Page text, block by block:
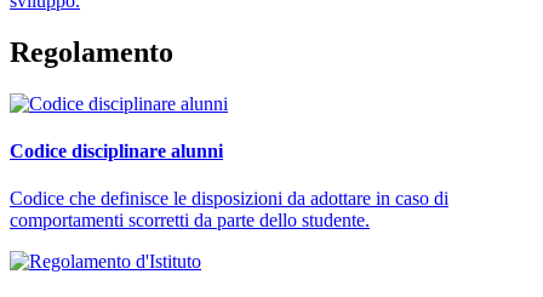
Regolamento
Codice disciplinare alunni
Codice che definisce le disposizioni da adottare in caso di
comportamenti scorretti da parte dello studente.